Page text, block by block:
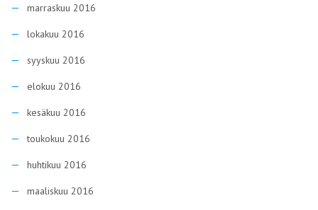
marraskuu 2016
lokakuu 2016
syyskuu 2016
elokuu 2016
kesäkuu 2016
toukokuu 2016
huhtikuu 2016
maaliskuu 2016